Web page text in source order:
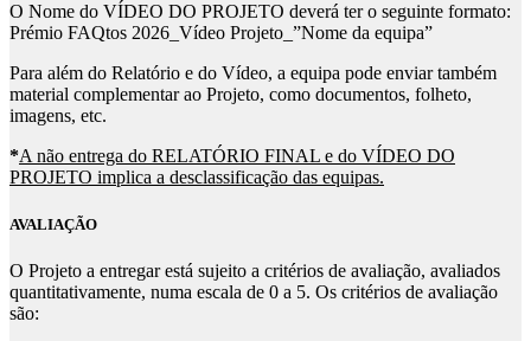
O Nome do VÍDEO DO PROJETO deverá ter o seguinte formato:
Prémio FAQtos 2026_Vídeo Projeto_”Nome da equipa”
Para além do Relatório e do Vídeo, a equipa pode enviar também
material complementar ao Projeto, como documentos, folheto,
imagens, etc.
*A não entrega do RELATÓRIO FINAL e do VÍDEO DO
PROJETO implica a desclassificação das equipas.
AVALIAÇÃO
O Projeto a entregar está sujeito a critérios de avaliação, avaliados
quantitativamente, numa escala de 0 a 5. Os critérios de avaliação
são: